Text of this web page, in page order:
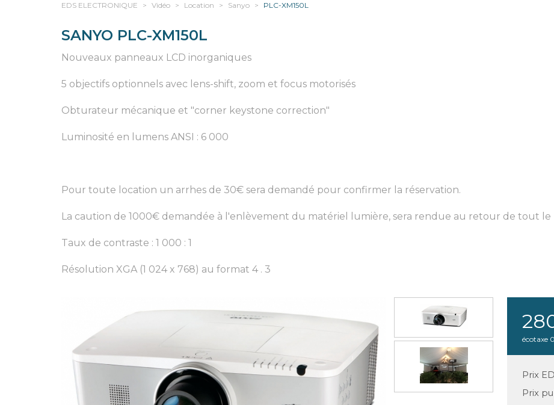
EDS ELECTRONIQUE > Vidéo > Location > Sanyo > PLC-XM150L
SANYO PLC-XM150L
Nouveaux panneaux LCD inorganiques
5 objectifs optionnels avec lens-shift, zoom et focus motorisés
Obturateur mécanique et "corner keystone correction"
Luminosité en lumens ANSI : 6 000
Pour toute location un arrhes de 30€ sera demandé pour confirmer la réservation.
La caution de 1000€ demandée à l'enlèvement du matériel lumière, sera rendue au retour de tout
Taux de contraste : 1 000 : 1
Résolution XGA (1 024 x 768) au format 4 . 3
écotaxe
Prix
Prix